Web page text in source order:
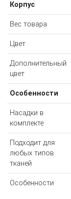
Корпус
Вес товара
Цвет
Дополнительный
цвет
Особенности
Насадки в
комплекте
Подходит для
любых типов
тканей
Особенности